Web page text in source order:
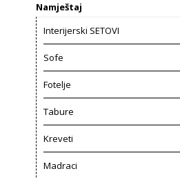
Namještaj
Interijerski SETOVI
Sofe
Fotelje
Tabure
Kreveti
Madraci